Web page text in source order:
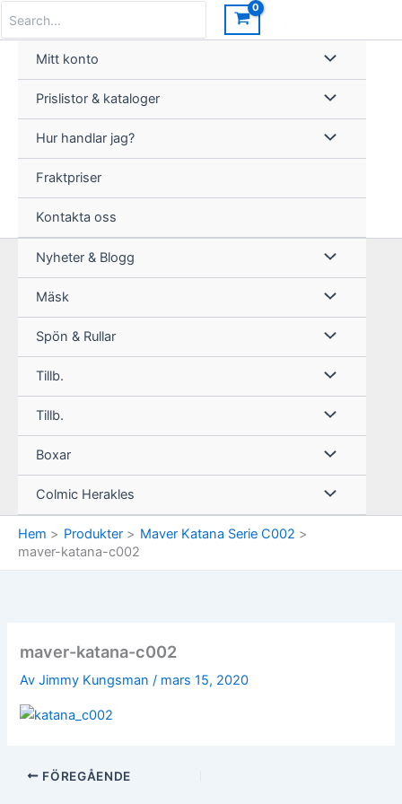
innehåll
for:
Mitt konto
Prislistor & kataloger
Hur handlar jag?
Fraktpriser
Kontakta oss
Nyheter & Blogg
Mäsk
Spön & Rullar
Tillb.
Tillb.
Boxar
Colmic Herakles
Hem Produkter
Maver Katana Serie C002
maver-katana-c002
maver-katana-c002
AvJimmy Kungsman/ mars 15, 2020
FÖREGÅENDE